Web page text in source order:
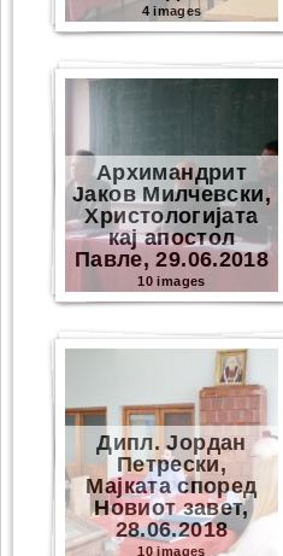
4 images
Архимандрит
Јаков Милчевски,
Христологијата
кај апостол
Павле, 29.06.2018
10 images
Дипл. Јордан
Петрески,
Мајката според
Новиот завет,
28.06.2018
10 images